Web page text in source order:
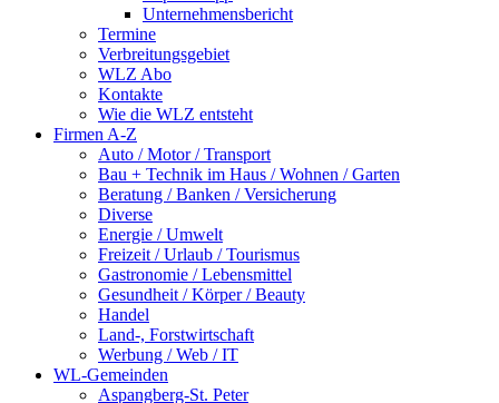
Unternehmensbericht
Termine
Verbreitungsgebiet
WLZ Abo
Kontakte
Wie die WLZ entsteht
Firmen A-Z
Auto / Motor / Transport
Bau + Technik im Haus / Wohnen / Garten
Beratung / Banken / Versicherung
Diverse
Energie / Umwelt
Freizeit / Urlaub / Tourismus
Gastronomie / Lebensmittel
Gesundheit / Körper / Beauty
Handel
Land-, Forstwirtschaft
Werbung / Web / IT
WL-Gemeinden
Aspangberg-St. Peter